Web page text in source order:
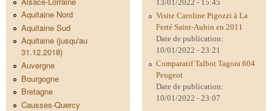
Aquitaine Nord
Aquitaine Sud
Aquitaine (jusqu'au
31.12.2018)
Auvergne
Bourgogne
Bretagne
Causses-Quercy
13/01/2022 - 15:45
Visite Caroline Pigozzi à La
Ferté Saint-Aubin en 2011
Date de publication:
10/01/2022 - 23:21
Comparatif Talbot Tagora 604
Peugeot
Date de publication:
10/01/2022 - 23:07